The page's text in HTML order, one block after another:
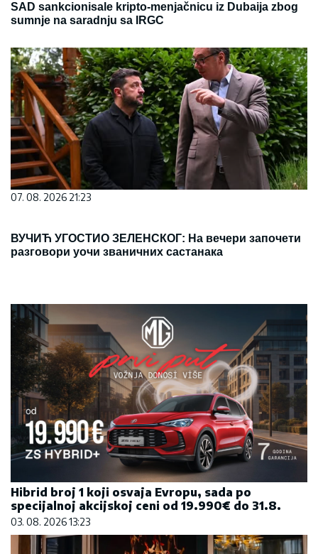
SAD sankcionisale kripto-menjačnicu iz Dubaija zbog
sumnje na saradnju sa IRGC
07. 08. 2026 21:23
ВУЧИЋ УГОСТИО ЗЕЛЕНСКОГ: На вечери започети
разговори уочи званичних састанака
Hibrid broj 1 koji osvaja Evropu, sada po
specijalnoj akcijskoj ceni od 19.990€ do 31.8.
03. 08. 2026 13:23